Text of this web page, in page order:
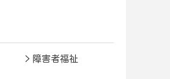
障害者福祉